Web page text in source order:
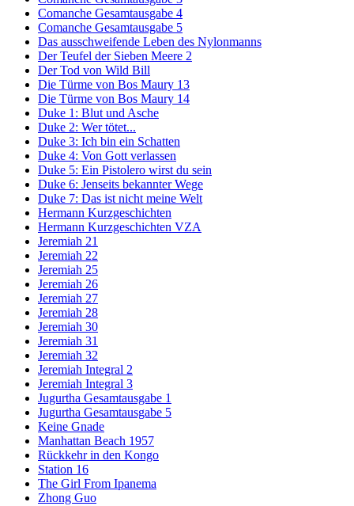
Comanche Gesamtausgabe 4
Comanche Gesamtausgabe 5
Das ausschweifende Leben des Nylonmanns
Der Teufel der Sieben Meere 2
Der Tod von Wild Bill
Die Türme von Bos Maury 13
Die Türme von Bos Maury 14
Duke 1: Blut und Asche
Duke 2: Wer tötet...
Duke 3: Ich bin ein Schatten
Duke 4: Von Gott verlassen
Duke 5: Ein Pistolero wirst du sein
Duke 6: Jenseits bekannter Wege
Duke 7: Das ist nicht meine Welt
Hermann Kurzgeschichten
Hermann Kurzgeschichten VZA
Jeremiah 21
Jeremiah 22
Jeremiah 25
Jeremiah 26
Jeremiah 27
Jeremiah 28
Jeremiah 30
Jeremiah 31
Jeremiah 32
Jeremiah Integral 2
Jeremiah Integral 3
Jugurtha Gesamtausgabe 1
Jugurtha Gesamtausgabe 5
Keine Gnade
Manhattan Beach 1957
Rückkehr in den Kongo
Station 16
The Girl From Ipanema
Zhong Guo